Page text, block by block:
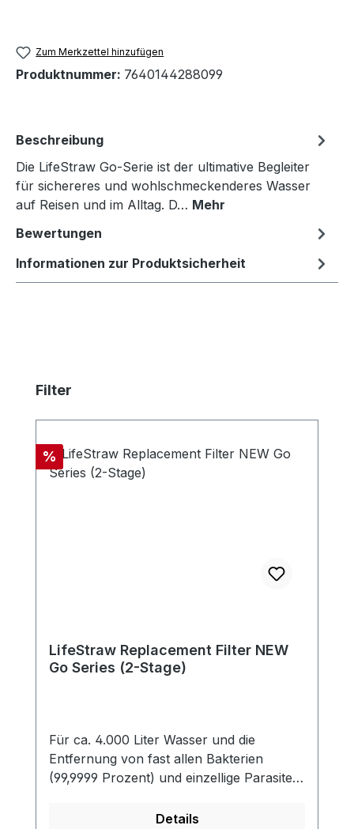
Zum Merkzettel hinzufügen
Produktnummer: 7640144288099
Beschreibung
Die LifeStraw Go-Serie ist der ultimative Begleiter
für sichereres und wohlschmeckenderes Wasser
auf Reisen und im Alltag. D… Mehr
Bewertungen
Informationen zur Produktsicherheit
Produktgalerie überspringen
Filter
Rabatt
%
LifeStraw Replacement Filter NEW
Go Series (2-Stage)
Für ca. 4.000 Liter Wasser und die
Entfernung von fast allen Bakterien
(99,9999 Prozent) und einzellige Parasiten
welche das Wasser verunreinigen. Der
Details